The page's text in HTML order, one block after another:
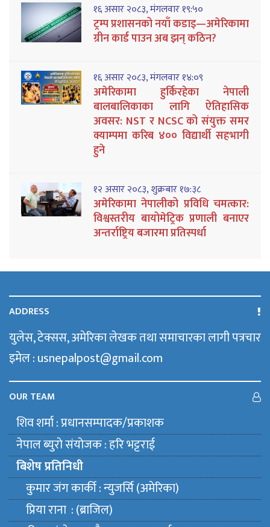
१६ असार २०८३, मंगलवार १९:५०
ट्रम्प प्रशासनको नयाँ कडाइ—अमेरिकामा
ग्रीन कार्ड पाउन अब झन् कठिन?
१६ असार २०८३, मंगलवार १४:०९
अमेरिकामा हुर्किरहेका नेपाली
बालबालिकाका लागि ऐतिहासिक
अवसर: NST र NCSC को संयुक्त समर
क्याम्पमा करिब ४०० विद्यार्थी सहभागी
हुने
१२ असार २०८३, शुक्रबार १७:३८
अमेरिकामा नेपालीको प्रविधि चमत्कार:
विश्वस्तरीय बायोमेट्रिक प्रणाली बनाएर
अन्तर्राष्ट्रिय बजारमा प्रतिस्पर्धा
ADDRESS
युलेस, टेक्सस, अमेरिका लेखक तथा समाचारका लागी पत्रचार
इमेल : usnepalpost@gmail.com
OUR TEAM
शिव शर्मा : प्रधानसम्पादक/प्रकाशक
नेपाल ब्युराे संयाेजक : हरि भट्टराई
बिशेष प्रतिनिधी
कुमार जंग कार्की : न्युजर्सि (अमेरिका)
प्रिया राना : (ब्राजिल)